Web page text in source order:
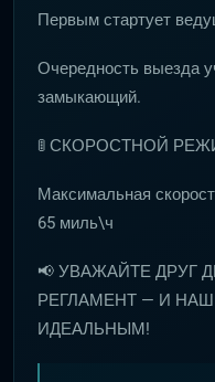
Первым стартует
Очередность выезда
замыкающий.
🚦 СКОРОСТНОЙ
Максимальная
65 миль\ч
📢 УВАЖАЙТЕ ДРУГ
РЕГЛАМЕНТ — И
ИДЕАЛЬНЫМ!